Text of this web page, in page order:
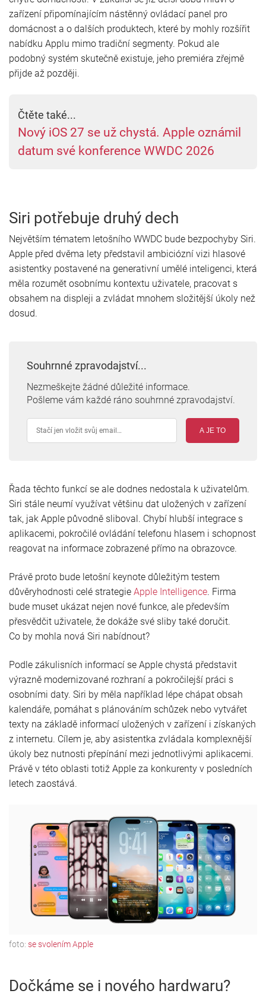
zařízení připomínajícím nástěnný ovládací panel pro
domácnost a o dalších produktech, které by mohly rozšířit
nabídku Applu mimo tradiční segmenty. Pokud ale
podobný systém skutečně existuje, jeho premiéra zřejmě
přijde až později.
Čtěte také...
Nový iOS 27 se už chystá. Apple oznámil
datum své konference WWDC 2026
Siri potřebuje druhý dech
Největším tématem letošního WWDC bude bezpochyby Siri.
Apple před dvěma lety představil ambiciózní vizi hlasové
asistentky postavené na generativní umělé inteligenci, která
měla rozumět osobnímu kontextu uživatele, pracovat s
obsahem na displeji a zvládat mnohem složitější úkoly než
dosud.
Souhrnné zpravodajství...
Nezmeškejte žádné důležité informace.
Pošleme vám každé ráno souhrnné zpravodajství.
A JE TO
Řada těchto funkcí se ale dodnes nedostala k uživatelům.
Siri stále neumí využívat většinu dat uložených v zařízení
tak, jak Apple původně sliboval. Chybí hlubší integrace s
aplikacemi, pokročilé ovládání telefonu hlasem i schopnost
reagovat na informace zobrazené přímo na obrazovce.
Právě proto bude letošní keynote důležitým testem
důvěryhodnosti celé strategie Apple Intelligence. Firma
bude muset ukázat nejen nové funkce, ale především
přesvědčit uživatele, že dokáže své sliby také doručit.
Co by mohla nová Siri nabídnout?
Podle zákulisních informací se Apple chystá představit
výrazně modernizované rozhraní a pokročilejší práci s
osobními daty. Siri by měla například lépe chápat obsah
kalendáře, pomáhat s plánováním schůzek nebo vytvářet
texty na základě informací uložených v zařízení i získaných
z internetu. Cílem je, aby asistentka zvládala komplexnější
úkoly bez nutnosti přepínání mezi jednotlivými aplikacemi.
Právě v této oblasti totiž Apple za konkurenty v posledních
letech zaostává.
foto: se svolením Apple
Dočkáme se i nového hardwaru?